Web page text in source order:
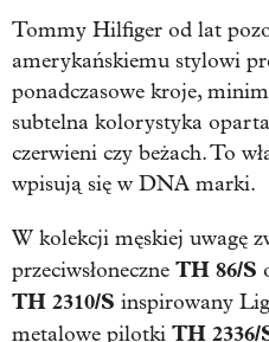
Tommy Hilfiger od lat
amerykańskiemu stylowi
ponadczasowe kroje,
subtelna kolorystyka
czerwieni czy beżach. To
wpisują się w DNA marki.
W kolekcji męskiej uwagę
przeciwsłoneczne TH 86/S
TH 2310/S inspirowany
metalowe pilotki TH 2336/